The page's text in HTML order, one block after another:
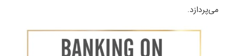
می‌پردازد.